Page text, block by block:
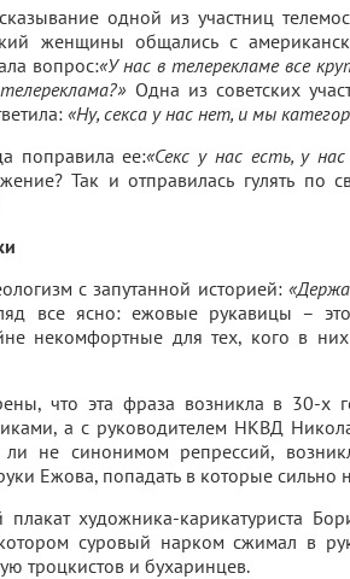
одной из участниц
женщины общались с
вопрос:«У нас в телерекламе все
Одна из советских
«Ну, секса у нас нет, и мы
поправила ее:«Секс у нас есть, у
Так и отправилась гулять по
с запутанной историей:
все ясно: ежовые рукавицы –
некомфортные для тех, кого в
что эта фраза возникла в 30-х
а с руководителем НКВД
ли не синонимом репрессий,
Ежова, попадать в которые сильно
художника-карикатуриста
суровый нарком сжимал в
троцкистов и бухаринцев.